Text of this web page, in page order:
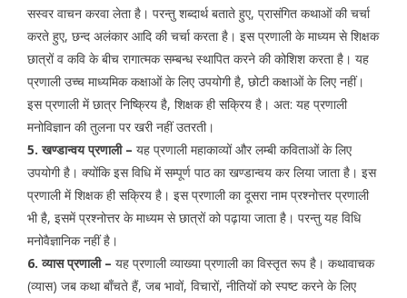
सस्वर वाचन करवा लेता है। परन्तु शब्दार्थ बताते हुए, प्रासंगित कथाओं की चर्चा
करते हुए, छन्द अलंकार आदि की चर्चा करता है। इस प्रणाली के माध्यम से शिक्षक
छात्रों व कवि के बीच रागात्मक सम्बन्ध स्थापित करने की कोशिश करता है। यह
प्रणाली उच्च माध्यमिक कक्षाओं के लिए उपयोगी है, छोटी कक्षाओं के लिए नहीं।
इस प्रणाली में छात्र निष्क्रिय है, शिक्षक ही सक्रिय है। अत: यह प्रणाली
मनोविज्ञान की तुलना पर खरी नहीं उतरती।
5. खण्डान्वय प्रणाली – यह प्रणाली महाकाव्यों और लम्बी कविताओं के लिए
उपयोगी है। क्योंकि इस विधि में सम्पूर्ण पाठ का खण्डान्वय कर लिया जाता है। इस
प्रणाली में शिक्षक ही सक्रिय है। इस प्रणाली का दूसरा नाम प्रश्नोत्तर प्रणाली
भी है, इसमें प्रश्नोत्तर के माध्यम से छात्रों को पढ़ाया जाता है। परन्तु यह विधि
मनोवैज्ञानिक नहीं है।
6. व्यास प्रणाली – यह प्रणाली व्याख्या प्रणाली का विस्तृत रूप है। कथावाचक
(व्यास) जब कथा बाँचते हैं, जब भावों, विचारों, नीतियों को स्पष्ट करने के लिए